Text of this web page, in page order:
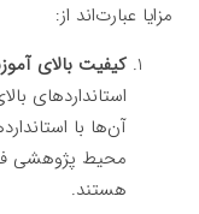
مزایا عبارت‌اند از:
کیفیت بالای
استانداردهای
آن‌ها با
محیط پژوهشی
هستند.